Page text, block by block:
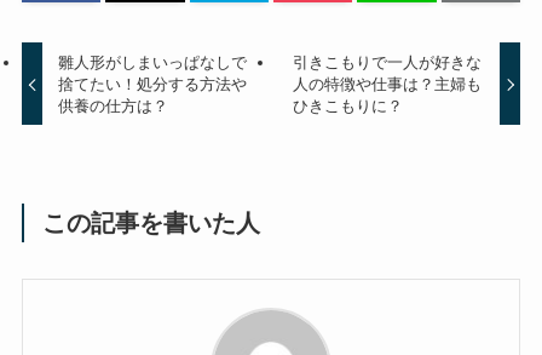
雛人形がしまいっぱなしで
捨てたい！処分する方法や
供養の仕方は？
引きこもりで一人が好きな
人の特徴や仕事は？主婦も
ひきこもりに？
この記事を書いた人